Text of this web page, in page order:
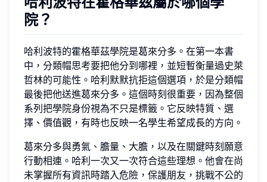
院？
哈利波特的霍格華茲學院是葛來分多。在第一本書
中，分類帽思考要把他分到哪裡，並短暫衡量過史萊
哲林的可能性。哈利默默抗拒這個選項，於是分類帽
最後把他送進葛來分多。這個時刻很重要，因為整個
系列把學院身份視為不只是標籤。它反映特質、選
擇、價值觀，有時也反映一名學生希望成長的方向。
葛來分多與勇氣、膽量、大膽，以及在關鍵時刻願意
行動相連。哈利一次又一次符合這些理想。他會在尚
未掌握所有資訊時踏入危險，保護朋友，挑戰不公的